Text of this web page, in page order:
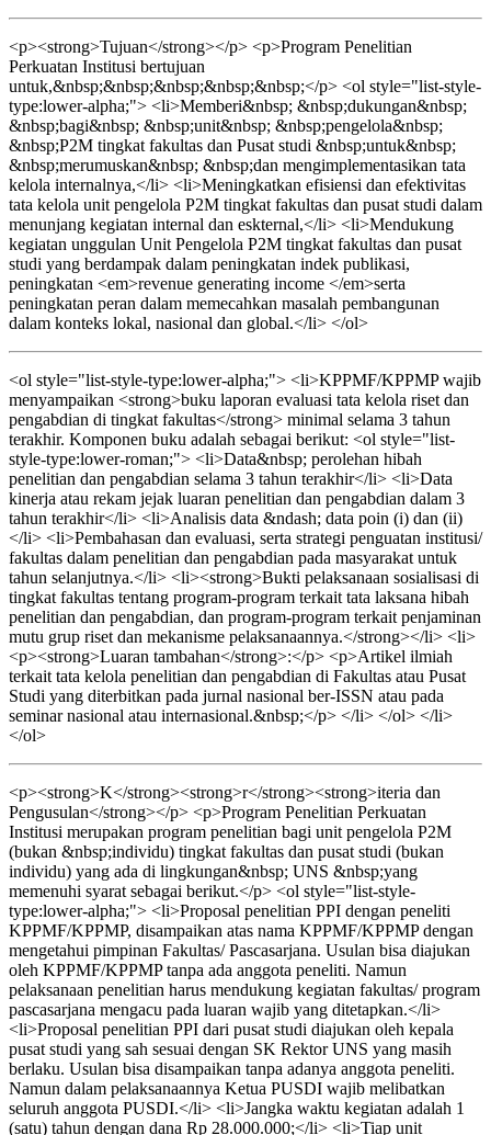
<p><strong>Tujuan</strong></p> <p>Program Penelitian
Perkuatan Institusi bertujuan
untuk,&nbsp;&nbsp;&nbsp;&nbsp;&nbsp;</p> <ol style="list-style-
type:lower-alpha;"> <li>Memberi&nbsp; &nbsp;dukungan&nbsp;
&nbsp;bagi&nbsp; &nbsp;unit&nbsp; &nbsp;pengelola&nbsp;
&nbsp;P2M tingkat fakultas dan Pusat studi &nbsp;untuk&nbsp;
&nbsp;merumuskan&nbsp; &nbsp;dan mengimplementasikan tata
kelola internalnya,</li> <li>Meningkatkan efisiensi dan efektivitas
tata kelola unit pengelola P2M tingkat fakultas dan pusat studi dalam
menunjang kegiatan internal dan eskternal,</li> <li>Mendukung
kegiatan unggulan Unit Pengelola P2M tingkat fakultas dan pusat
studi yang berdampak dalam peningkatan indek publikasi,
peningkatan <em>revenue generating income </em>serta
peningkatan peran dalam memecahkan masalah pembangunan
dalam konteks lokal, nasional dan global.</li> </ol>
<ol style="list-style-type:lower-alpha;"> <li>KPPMF/KPPMP wajib
menyampaikan <strong>buku laporan evaluasi tata kelola riset dan
pengabdian di tingkat fakultas</strong> minimal selama 3 tahun
terakhir. Komponen buku adalah sebagai berikut: <ol style="list-
style-type:lower-roman;"> <li>Data&nbsp; perolehan hibah
penelitian dan pengabdian selama 3 tahun terakhir</li> <li>Data
kinerja atau rekam jejak luaran penelitian dan pengabdian dalam 3
tahun terakhir</li> <li>Analisis data &ndash; data poin (i) dan (ii)
</li> <li>Pembahasan dan evaluasi, serta strategi penguatan institusi/
fakultas dalam penelitian dan pengabdian pada masyarakat untuk
tahun selanjutnya.</li> <li><strong>Bukti pelaksanaan sosialisasi di
tingkat fakultas tentang program-program terkait tata laksana hibah
penelitian dan pengabdian, dan program-program terkait penjaminan
mutu grup riset dan mekanisme pelaksanaannya.</strong></li> <li>
<p><strong>Luaran tambahan</strong>:</p> <p>Artikel ilmiah
terkait tata kelola penelitian dan pengabdian di Fakultas atau Pusat
Studi yang diterbitkan pada jurnal nasional ber-ISSN atau pada
seminar nasional atau internasional.&nbsp;</p> </li> </ol> </li>
</ol>
<p><strong>K</strong><strong>r</strong><strong>iteria dan
Pengusulan</strong></p> <p>Program Penelitian Perkuatan
Institusi merupakan program penelitian bagi unit pengelola P2M
(bukan &nbsp;individu) tingkat fakultas dan pusat studi (bukan
individu) yang ada di lingkungan&nbsp; UNS &nbsp;yang
memenuhi syarat sebagai berikut.</p> <ol style="list-style-
type:lower-alpha;"> <li>Proposal penelitian PPI dengan peneliti
KPPMF/KPPMP, disampaikan atas nama KPPMF/KPPMP dengan
mengetahui pimpinan Fakultas/ Pascasarjana. Usulan bisa diajukan
oleh KPPMF/KPPMP tanpa ada anggota peneliti. Namun
pelaksanaan penelitian harus mendukung kegiatan fakultas/ program
pascasarjana mengacu pada luaran wajib yang ditetapkan.</li>
<li>Proposal penelitian PPI dari pusat studi diajukan oleh kepala
pusat studi yang sah sesuai dengan SK Rektor UNS yang masih
berlaku. Usulan bisa disampaikan tanpa adanya anggota peneliti.
Namun dalam pelaksanaannya Ketua PUSDI wajib melibatkan
seluruh anggota PUSDI.</li> <li>Jangka waktu kegiatan adalah 1
(satu) tahun dengan dana Rp 28.000.000;</li> <li>Tiap unit